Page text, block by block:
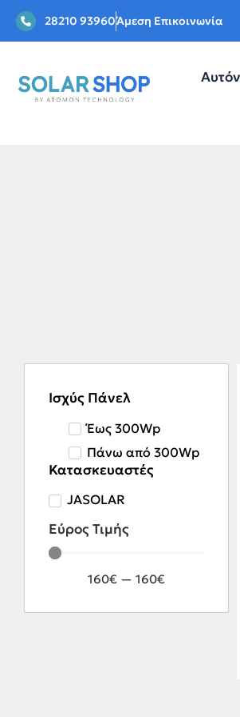
28210 93960Άμεση Επικοινωνία
Ισχύς Πάνελ
Έως 300Wp
Πάνω από 300Wp
Κατασκευαστές
JASOLAR
Εύρος Τιμής
160€ — 160€